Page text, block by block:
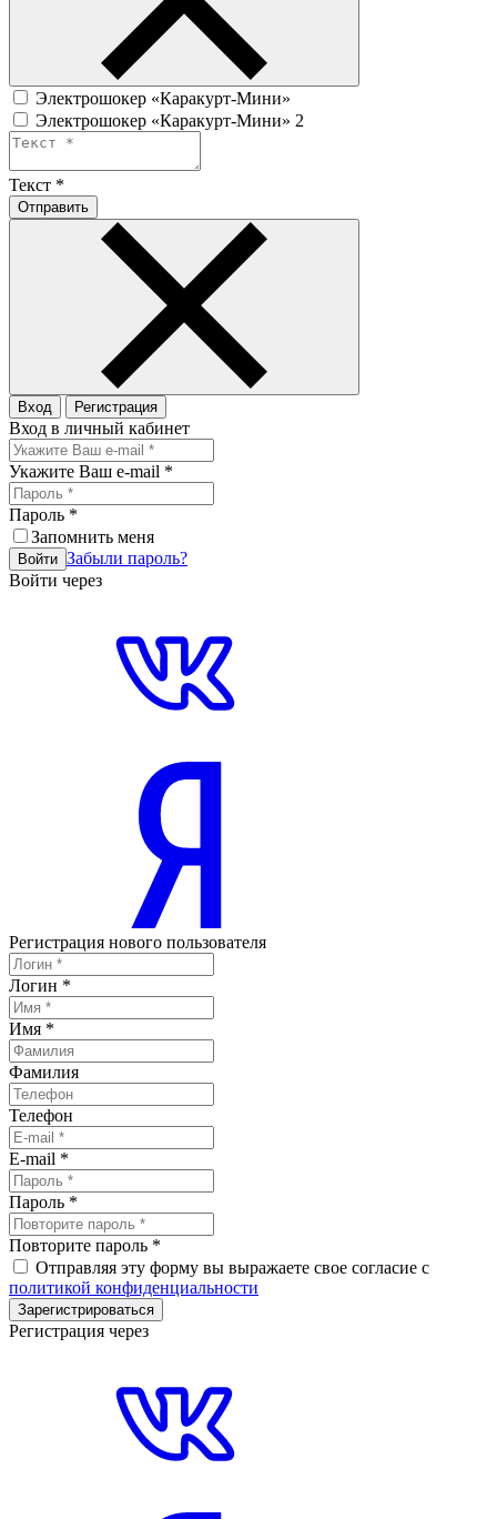
Электрошокер «Каракурт-Мини»
Электрошокер «Каракурт-Мини» 2
Текст *
Отправить
Вход Регистрация
Вход в личный кабинет
Укажите Ваш e-mail *
Пароль *
Запомнить меня
Войти Забыли пароль?
Войти через
Регистрация нового пользователя
Логин *
Имя *
Фамилия
Телефон
E-mail *
Пароль *
Повторите пароль *
Отправляя эту форму вы выражаете свое согласие с
политикой конфиденциальности
Зарегистрироваться
Регистрация через